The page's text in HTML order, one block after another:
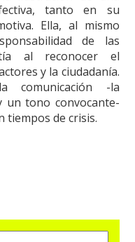
tanto en su
Ella, al mismo
de las
al reconocer el
y la ciudadanía.
comunicación -la
un tono convocante-
tiempos de crisis.